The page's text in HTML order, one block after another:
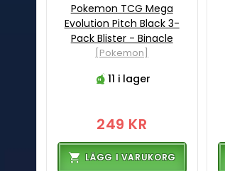
Pokemon TCG Mega
Evolution Pitch Black 3-
Pack Blister - Binacle
[Pokemon]
11 i lager
249 KR
LÄGG I VARUKORG